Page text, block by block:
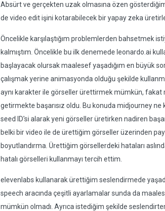
Absürt ve gerçekten uzak olmasına özen
de video edit işini kotarabilecek bir yapay zeka
Öncelikle karşılaştığım problemlerden bahsetmek
kalmıştım. Öncelikle bu ilk denemede leonardo.ai
başlayacak olursak maalesef yaşadığım en büyük
çalışmak yerine animasyonda olduğu şekilde
aynı karakter ile görseller ürettirmek mümkün,
getirmekte başarısız oldu. Bu konuda midjourney
seed ID'si alarak yeni görseller üretirken nadiren
belki bir video ile de ürettiğim görseller üzerinden
boyutlandırma. Ürettiğim görsellerdeki hataları
hatalı görselleri kullanmayı tercih ettim.
elevenlabs kullanarak ürettiğim seslendirmede
speech aracında çeşitli ayarlamalar sunda da
mümkün olmadı. Ayrıca istediğim şekilde